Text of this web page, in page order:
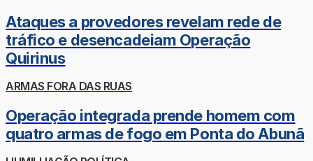
Ataques a provedores revelam rede de
tráfico e desencadeiam Operação
Quirinus
ARMAS FORA DAS RUAS
Operação integrada prende homem com
quatro armas de fogo em Ponta do Abunã